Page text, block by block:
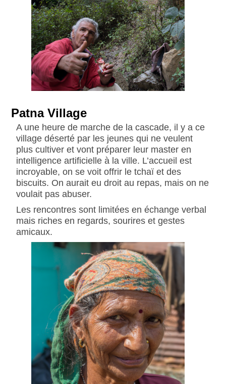
Patna Village
A une heure de marche de la cascade, il y a ce
village déserté par les jeunes qui ne veulent
plus cultiver et vont préparer leur master en
intelligence artificielle à la ville. L’accueil est
incroyable, on se voit offrir le tchaï et des
biscuits. On aurait eu droit au repas, mais on ne
voulait pas abuser.
Les rencontres sont limitées en échange verbal
mais riches en regards, sourires et gestes
amicaux.